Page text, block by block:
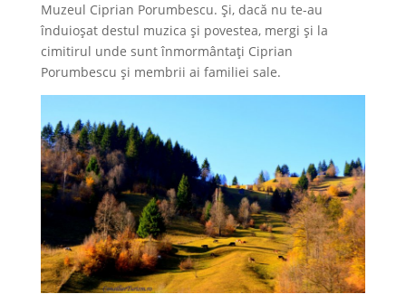
Muzeul Ciprian Porumbescu. Și, dacă nu te-au
înduioșat destul muzica și povestea, mergi și la
cimitirul unde sunt înmormântați Ciprian
Porumbescu și membrii ai familiei sale.